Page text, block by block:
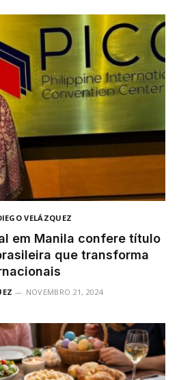
VELÁZQUEZ
em Manila confere título
que transforma
NOVEMBRO 21, 2024